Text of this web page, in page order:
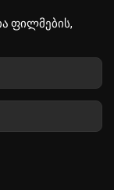
ფილმების,